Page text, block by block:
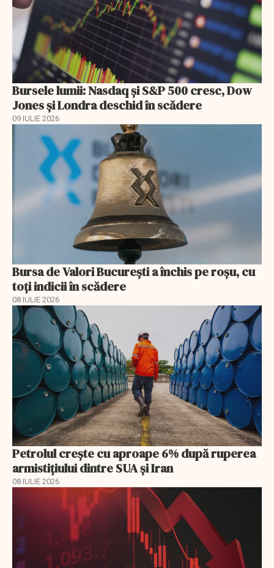
Bursele lumii: Nasdaq și S&P 500 cresc, Dow
Jones și Londra deschid în scădere
09 IULIE 2026
Bursa de Valori București a închis pe roșu, cu
toți indicii în scădere
08 IULIE 2026
Petrolul crește cu aproape 6% după ruperea
armistițiului dintre SUA și Iran
08 IULIE 2026